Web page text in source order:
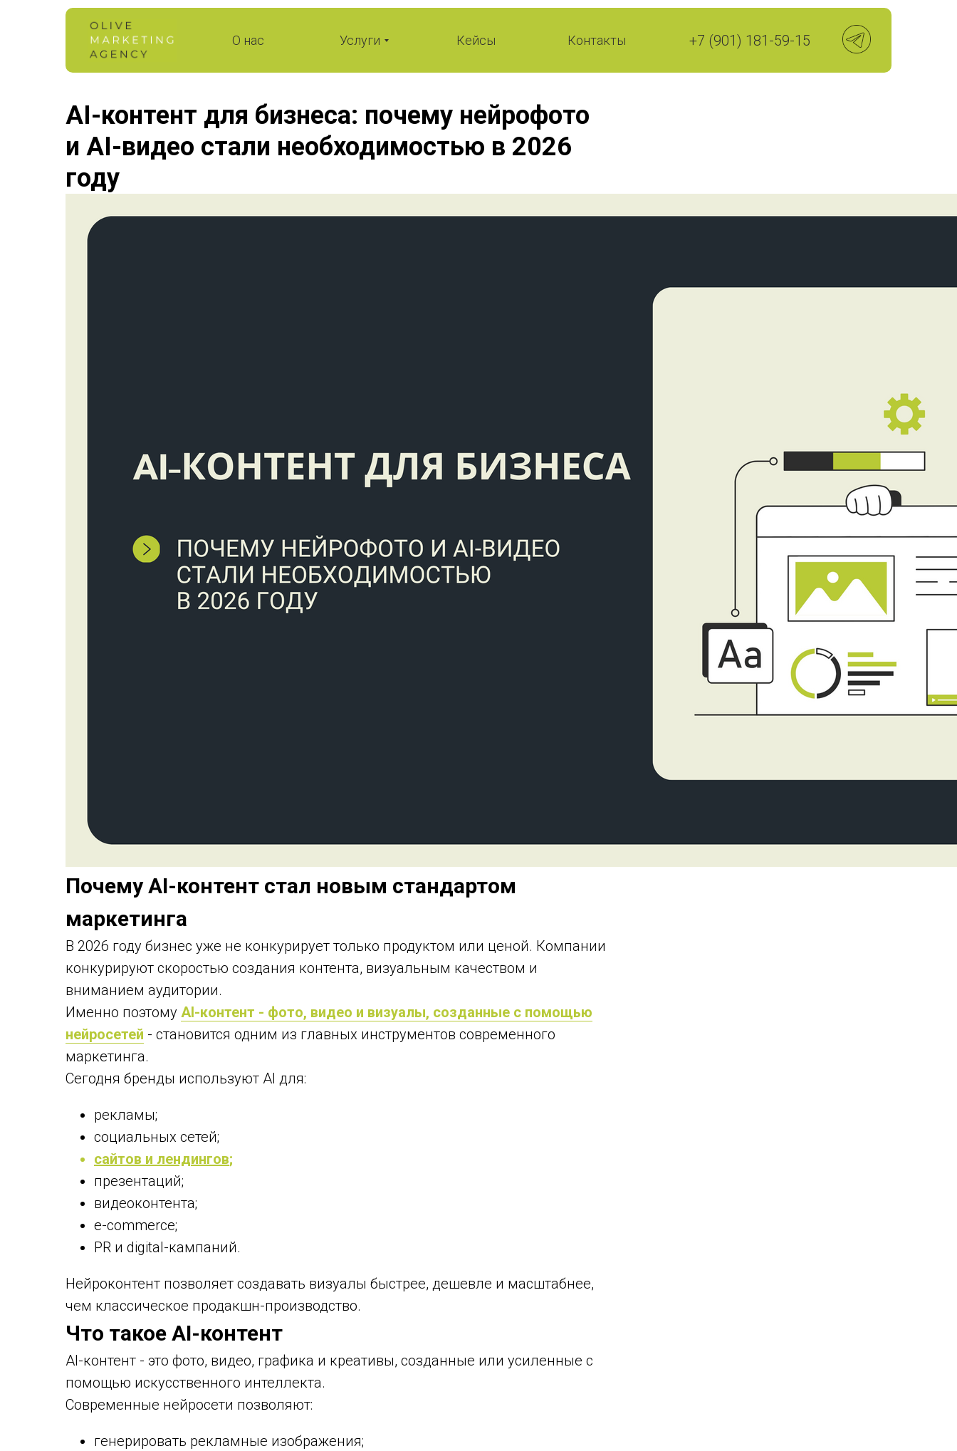
+7 (901) 181-59-15
Контакты
Кейсы
Услуги
О нас
AI-контент для бизнеса: почему нейрофото
и AI-видео стали необходимостью в 2026
году
Почему AI-контент стал новым стандартом
маркетинга
В 2026 году бизнес уже не конкурирует только продуктом или ценой. Компании
конкурируют скоростью создания контента, визуальным качеством и
вниманием аудитории.
Именно поэтому AI-контент - фото, видео и визуалы, созданные с помощью
нейросетей - становится одним из главных инструментов современного
маркетинга.
Сегодня бренды используют AI для:
рекламы;
социальных сетей;
сайтов и лендингов;
презентаций;
видеоконтента;
e-commerce;
PR и digital-кампаний.
Нейроконтент позволяет создавать визуалы быстрее, дешевле и масштабнее,
чем классическое продакшн-производство.
Что такое AI-контент
AI-контент - это фото, видео, графика и креативы, созданные или усиленные с
помощью искусственного интеллекта.
Современные нейросети позволяют:
генерировать рекламные изображения;